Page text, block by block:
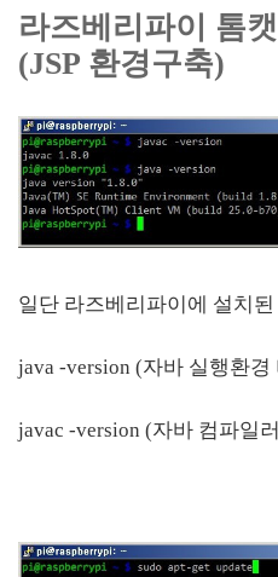
라즈베리파이 톰
(JSP 환경구축)
일단 라즈베리파이에 설치
java -version (자바 실행환경
javac -version (자바 컴파일